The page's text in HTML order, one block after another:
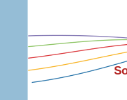
Solution